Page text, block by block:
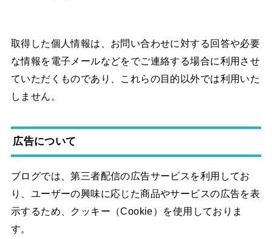
取得した個人情報は、お問い合わせに対する回答や必要
な情報を電子メールなどをでご連絡する場合に利用させ
ていただくものであり、これらの目的以外では利用いた
しません。
広告について
ブログでは、第三者配信の広告サービスを利用してお
り、ユーザーの興味に応じた商品やサービスの広告を表
示するため、クッキー（Cookie）を使用しておりま
す。